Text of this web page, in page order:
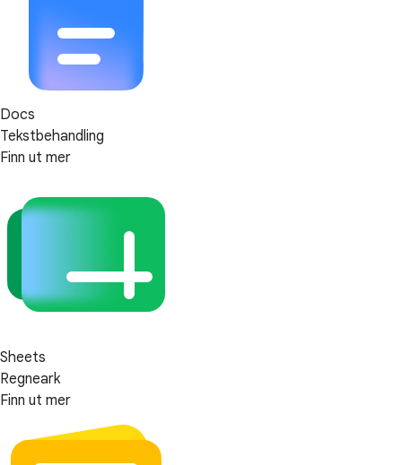
Docs
Tekstbehandling
Finn ut mer
Sheets
Regneark
Finn ut mer